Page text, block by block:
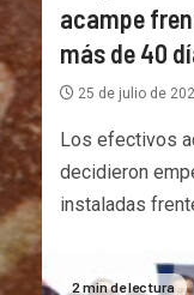
acampe
más de 40
25 de julio de
Los efectivos
decidieron
instaladas
2 min de lectura